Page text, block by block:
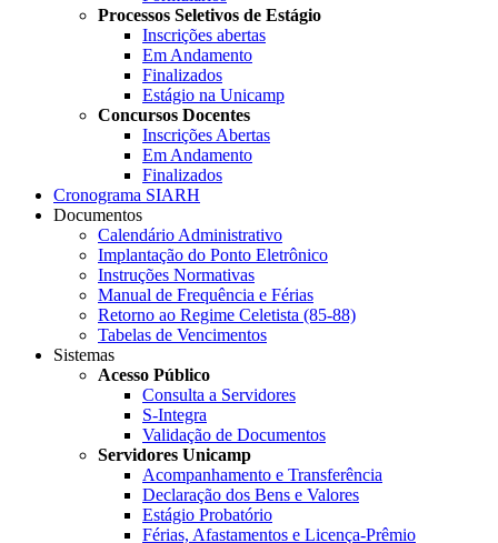
Processos Seletivos de Estágio
Inscrições abertas
Em Andamento
Finalizados
Estágio na Unicamp
Concursos Docentes
Inscrições Abertas
Em Andamento
Finalizados
Cronograma SIARH
Documentos
Calendário Administrativo
Implantação do Ponto Eletrônico
Instruções Normativas
Manual de Frequência e Férias
Retorno ao Regime Celetista (85-88)
Tabelas de Vencimentos
Sistemas
Acesso Público
Consulta a Servidores
S-Integra
Validação de Documentos
Servidores Unicamp
Acompanhamento e Transferência
Declaração dos Bens e Valores
Estágio Probatório
Férias, Afastamentos e Licença-Prêmio